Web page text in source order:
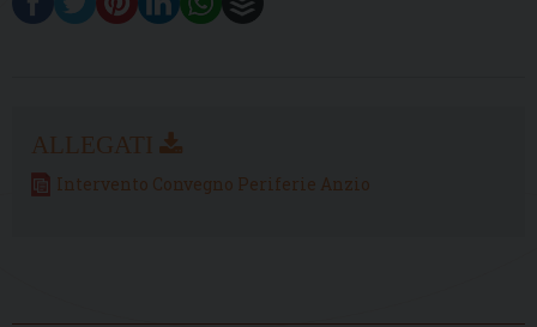
Intervento Convegno Periferie Anzio